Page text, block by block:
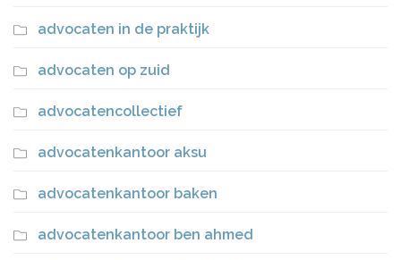
advocaten in de praktijk
advocaten op zuid
advocatencollectief
advocatenkantoor aksu
advocatenkantoor baken
advocatenkantoor ben ahmed